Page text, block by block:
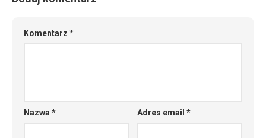
Komentarz *
Nazwa * Adres email*